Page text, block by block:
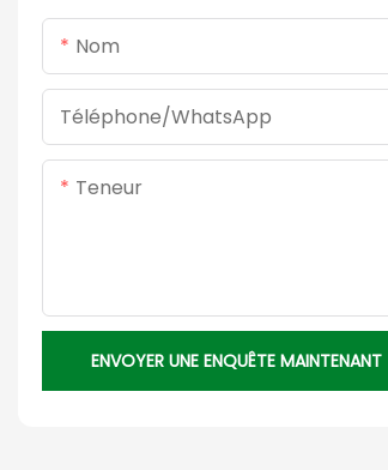
Nom
Téléphone/WhatsApp
Teneur
ENVOYER UNE ENQUÊTE MAINTENANT